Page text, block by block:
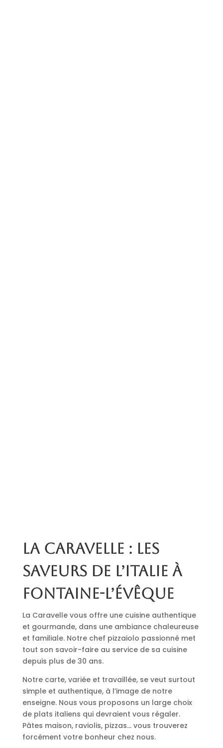
La Caravelle : les
saveurs de l’Italie à
Fontaine-l’Évêque
La Caravelle vous offre une cuisine authentique
et gourmande, dans une ambiance chaleureuse
et familiale. Notre chef pizzaiolo passionné met
tout son savoir-faire au service de sa cuisine
depuis plus de 30 ans.
Notre carte, variée et travaillée, se veut surtout
simple et authentique, à l’image de notre
enseigne. Nous vous proposons un large choix
de plats italiens qui devraient vous régaler.
Pâtes maison, raviolis, pizzas… vous trouverez
forcément votre bonheur chez nous.